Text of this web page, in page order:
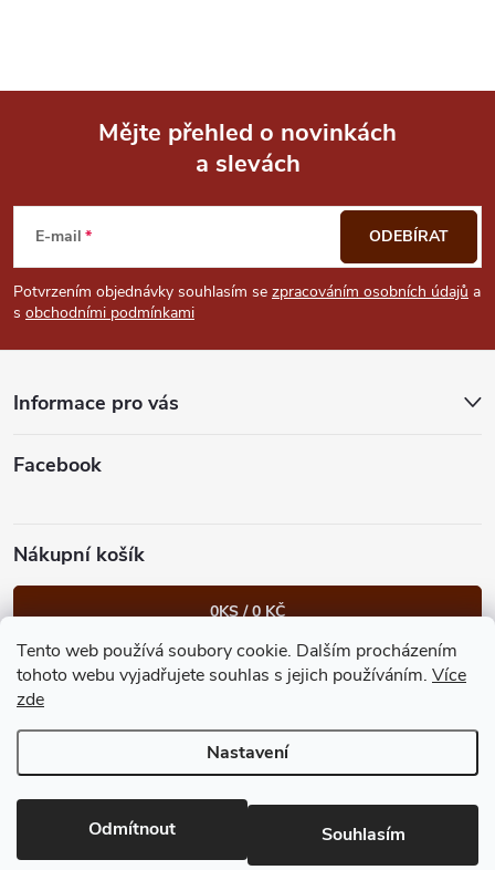
Tento web používá soubory cookie. Dalším procházením
tohoto webu vyjadřujete souhlas s jejich používáním. Více
zde
Nastavení
Odmítnout Souhlasím
u
p
a
Mějte přehled o novinkách
a slevách
E-mail
Potvrzením objednávky souhlasím se zpracováním osobních údajů a
s obchodními podmínkami
ODEBÍRAT
Informace pro vás
Facebook
Nákupní košík
0KS /0 KČ
Heureka.cz Facebook Instagram Bonvolo - přidej se taky
Vytvořil Shoptet Premium
GastroKlub.cz. Všechna práva vyhrazena.
nastavení cookies